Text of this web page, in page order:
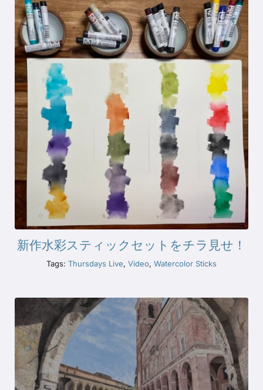
新作水彩スティックセットをチラ見せ！
Tags: Thursdays Live, Video, Watercolor Sticks